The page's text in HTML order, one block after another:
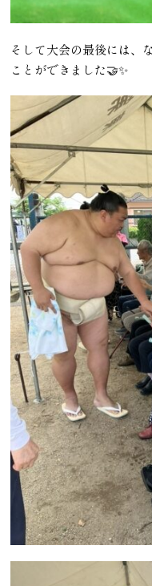
そして大会の最後には、
ことができました🤝✨